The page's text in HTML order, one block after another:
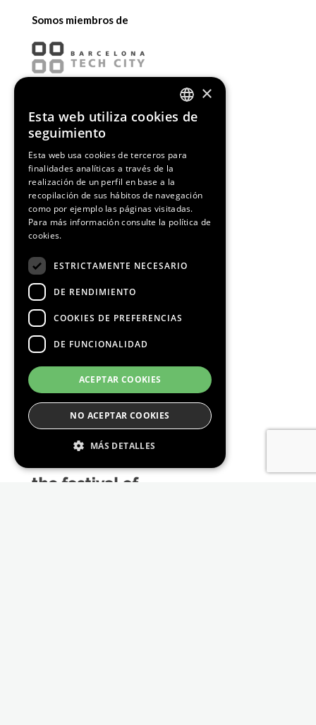
Somos miembros de
Media Partners
ENGLISH
×
Esta web utiliza cookies de
seguimiento
Esta web usa cookies de terceros para
finalidades analíticas a través de la
realización de un perfil en base a la
recopilación de sus hábitos de navegación
como por ejemplo las páginas visitadas.
Para más información consulte la política de
cookies.
ESTRICTAMENTE NECESARIO
DE RENDIMIENTO
COOKIES DE PREFERENCIAS
DE FUNCIONALIDAD
ACEPTAR COOKIES
NO ACEPTAR COOKIES
MÁS DETALLES